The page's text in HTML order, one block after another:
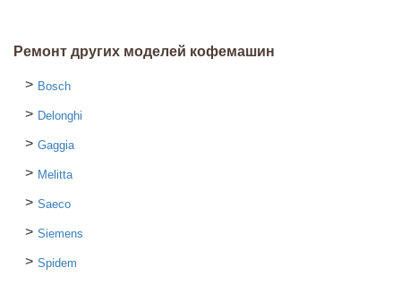
Ремонт других моделей кофемашин
Bosch
Delonghi
Gaggia
Melitta
Saeco
Siemens
Spidem